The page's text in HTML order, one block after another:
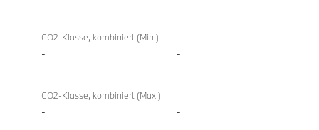
CO2-Klasse, kombiniert (Min.)
- -
CO2-Klasse, kombiniert (Max.)
- -